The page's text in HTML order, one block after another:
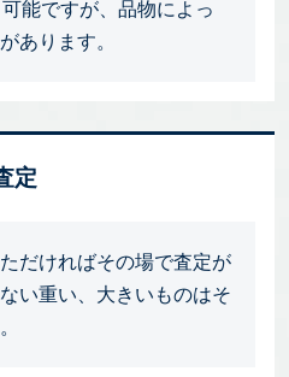
能ですが、品物によっ
あります。
定
だければその場で査定が
い重い、大きいものはそ